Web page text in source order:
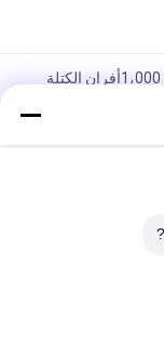
105 طن في السعة المجموعة مجفف الحبوب مع 1،000أفران الكتلة
جافة الحبوب الطبقة الجفاف من الفولاذ المقاوم للصدأ 105 طن / دفعة